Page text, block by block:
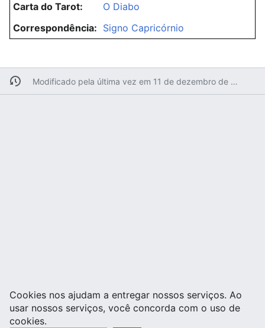
Carta do Tarot:
O Diabo
Correspondência: Signo Capricórnio
Modificado pela última vez em 11 de dezembro de 2006 às 14h39min
Cookies nos ajudam a entregar nossos serviços. Ao
usar nossos serviços, você concorda com o uso de
cookies.